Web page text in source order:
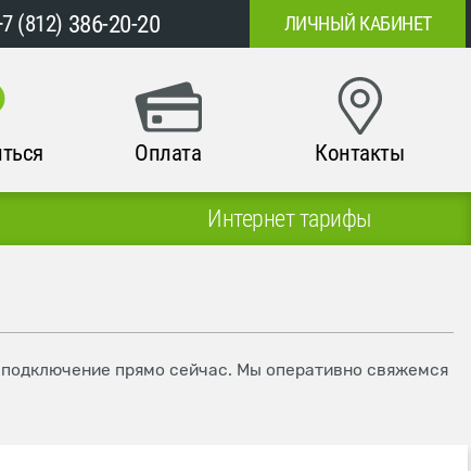
(812) 386-20-20 ЛИЧНЫЙ КАБИНЕТ
Оплата Контакты
Интернет тарифы
прямо сейчас. Мы оперативно свяжемся